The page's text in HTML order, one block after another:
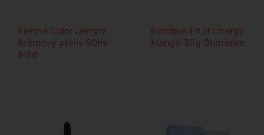
Henné Color Jemný
krémový přeliv 90ml
Měď
Bombus Fruit Energy
Mango 35g Gummies